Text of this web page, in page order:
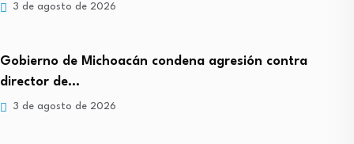
3 de agosto de 2026
Gobierno de Michoacán condena agresión contra
director de…
3 de agosto de 2026